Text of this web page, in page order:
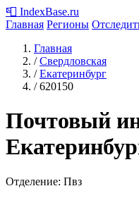
📮 IndexBase.ru
Главная Регионы
Главная
/ Свердловская
/ Екатеринбург
/ 620150
Почтовый
Отделение: Пвз